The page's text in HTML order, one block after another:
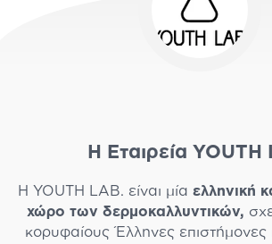
Η Εταιρεία YOUTH
Η YOUTH LAB. είναι μία ελληνική
χώρο των δερμοκαλλυντικών,
κορυφαίους Έλληνες επιστήμονες